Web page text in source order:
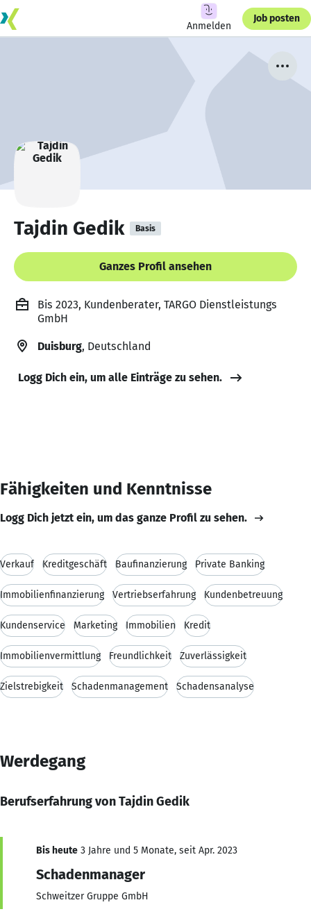
Anmelden
Job posten
Tajdin Gedik Basis
Ganzes Profil ansehen
Bis 2023, Kundenberater, TARGO Dienstleistungs
GmbH
Duisburg, Deutschland
Logg Dich ein, um alle Einträge zu sehen.
Fähigkeiten und Kenntnisse
Logg Dich jetzt ein, um das ganze Profil zu sehen.
Verkauf Kreditgeschäft Baufinanzierung Private Banking
Immobilienfinanzierung Vertriebserfahrung Kundenbetreuung
Kundenservice Marketing Immobilien Kredit
Immobilienvermittlung Freundlichkeit Zuverlässigkeit
Zielstrebigkeit Schadenmanagement Schadensanalyse
Werdegang
Berufserfahrung von Tajdin Gedik
Bis heute 3 Jahre und 5 Monate, seit Apr. 2023
Schadenmanager
Schweitzer Gruppe GmbH